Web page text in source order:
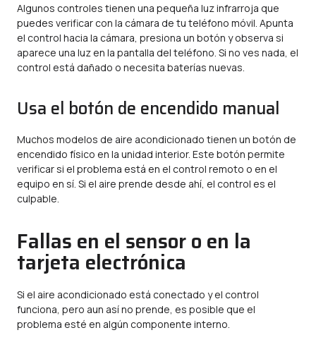
Algunos controles tienen una pequeña luz infrarroja que
puedes verificar con la cámara de tu teléfono móvil. Apunta
el control hacia la cámara, presiona un botón y observa si
aparece una luz en la pantalla del teléfono. Si no ves nada, el
control está dañado o necesita baterías nuevas.
Usa el botón de encendido manual
Muchos modelos de aire acondicionado tienen un botón de
encendido físico en la unidad interior. Este botón permite
verificar si el problema está en el control remoto o en el
equipo en sí. Si el aire prende desde ahí, el control es el
culpable.
Fallas en el sensor o en la
tarjeta electrónica
Si el aire acondicionado está conectado y el control
funciona, pero aun así no prende, es posible que el
problema esté en algún componente interno.